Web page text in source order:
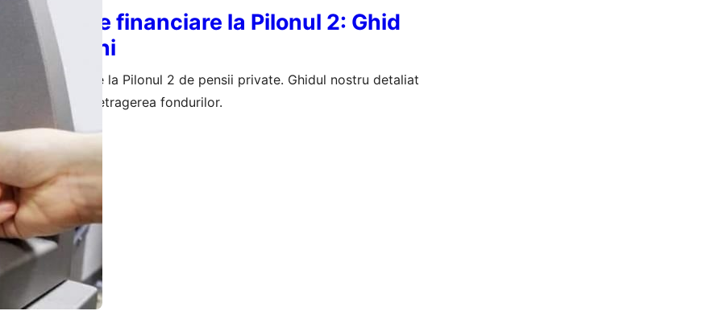
pierderile financiare la Pilonul 2: Ghid
români
financiare la Pilonul 2 de pensii private. Ghidul nostru detaliat
pentru retragerea fondurilor.
2026